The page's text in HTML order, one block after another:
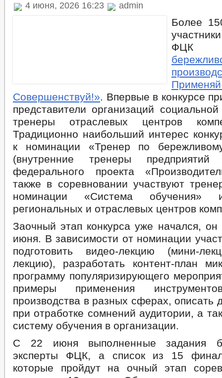
4 июня, 2026 16:23 admin
Более
Совершенствуй!». Впервые в конкурсе
представители организаций
тренеры отраслевых центров
Традиционно наибольший интерес
к номинации «Тренер по
(внутренние тренеры
федерального проекта
также в соревновании участвуют
номинации «Система обучения»
региональных и отраслевых центров
Заочный этап конкурса уже начался,
июня. В зависимости от номинации
подготовить видео-лекцию (мини-
лекцию), разработать контент-план
программу популяризирующего
примеры применения
производства в разных сферах, описать
при отработке сомнений аудитории, а
систему обучения в организации.
С 22 июня выполненные задания
эксперты ФЦК, а список из 15
которые пройдут на очный этап